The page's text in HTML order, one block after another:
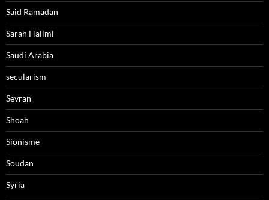
Said Ramadan
Sarah Halimi
Saudi Arabia
secularism
Sevran
Shoah
Sionisme
Soudan
Syria